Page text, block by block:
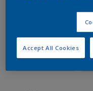
Kiekis
Accept All Cookies